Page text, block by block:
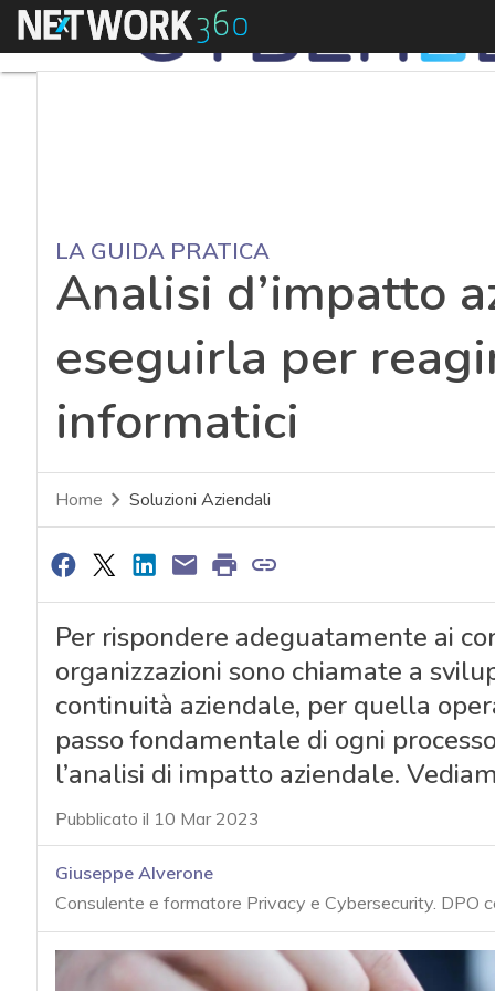
Menu
LA GUIDA PRATICA
Analisi d’impatto
eseguirla per
informatici
Home Soluzioni Aziendali
Per rispondere adeguatamente ai
organizzazioni sono chiamate a
continuità aziendale, per quella
passo fondamentale di ogni
l’analisi di impatto aziendale.
Pubblicato il 10 Mar 2023
Giuseppe Alverone
Consulente e formatore Privacy e Cybersecurity.